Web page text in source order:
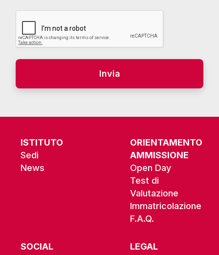
ISTITUTO
Sedi
News
ORIENTAMENTO
AMMISSIONE
Open Day
Test di
Valutazione
Immatricolazione
F.A.Q.
SOCIAL
LEGAL